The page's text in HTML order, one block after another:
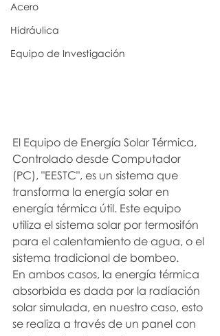
Acero
Hidráulica
Equipo de Investigación
El Equipo de Energía Solar Térmica,
Controlado desde Computador
(PC), "EESTC", es un sistema que
transforma la energía solar en
energía térmica útil. Este equipo
utiliza el sistema solar por termosifón
para el calentamiento de agua, o el
sistema tradicional de bombeo.
En ambos casos, la energía térmica
absorbida es dada por la radiación
solar simulada, en nuestro caso, esto
se realiza a través de un panel con